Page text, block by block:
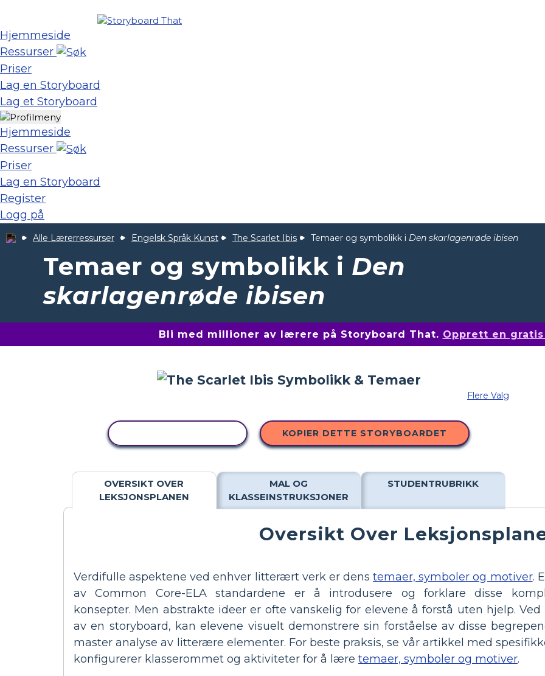
Hjemmeside
Ressurser
Priser
Lag en Storyboard
Lag et Storyboard
Hjemmeside
Ressurser
Priser
Lag en Storyboard
Register
Logg på
Alle Lærerressurser Engelsk Språk Kunst The Scarlet Ibis Temaer og symbolikk i Den skarlagenrøde ibisen
Temaer og symbolikk i Den
skarlagenrøde ibisen
Bli med millioner av lærere på Storyboard That. Opprett en
Flere Valg
KOPIER DETTE STORYBOARDET
OVERSIKT OVER
LEKSJONSPLANEN
MAL OG
KLASSEINSTRUKSJONER
STUDENTRUBRIKK
Oversikt Over
Verdifulle aspektene ved enhver litterært verk er denstemaer, symboler og motiver.
av Common Core-ELA standardene er å introdusere og forklare disse
konsepter. Men abstrakte ideer er ofte vanskelig for elevene å forstå uten hjelp. Ved
av en storyboard, kan elevene visuelt demonstrere sin forståelse av disse
master analyse av litterære elementer. For beste praksis, se vår artikkel med
konfigurerer klasserommet og aktiviteter for å lære temaer, symboler og motiver.